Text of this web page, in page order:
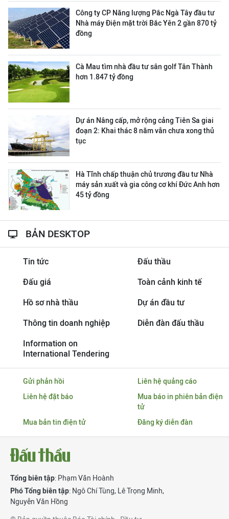
Công ty CP Năng lượng Pắc Ngà Tây đầu tư
Nhà máy Điện mặt trời Bắc Yên 2 gần 870 tỷ
đồng
Cà Mau tìm nhà đầu tư sân golf Tân Thành
hơn 1.847 tỷ đồng
Dự án Nâng cấp, mở rộng cảng Tiên Sa giai
đoạn 2: Khai thác 8 năm vẫn chưa xong thủ
tục
Hà Tĩnh chấp thuận chủ trương đầu tư Nhà
máy sản xuất và gia công cơ khí Đức Anh hơn
45 tỷ đồng
BẢN DESKTOP
Tin tức Đấu thầu
Đấu giá Toàn cảnh kinh tế
Hồ sơ nhà thầu Dự án đầu tư
Thông tin doanh nghiệp Diễn đàn đấu thầu
Information on
International Tendering
Gửi phản hồi
Liên hệ quảng cáo
Liên hệ đặt báo
Mua báo in phiên bản điện
tử
Mua bản tin điện tử
Đăng ký diễn đàn
Tổng biên tập: Phạm Văn Hoành
Phó Tổng biên tập: Ngô Chí Tùng, Lê Trọng Minh,
Nguyễn Văn Hồng